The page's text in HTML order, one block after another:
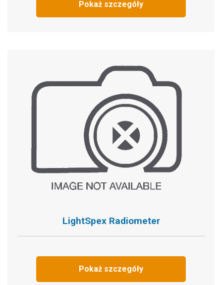
Pokaż szczegóły
LightSpex Radiometer
Pokaż szczegóły